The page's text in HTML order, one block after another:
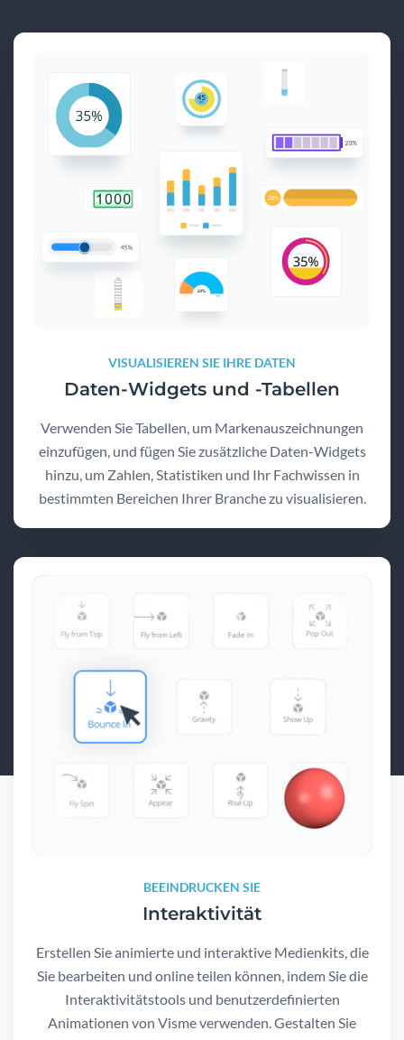
VISUALISIEREN SIE IHRE DATEN
Daten-Widgets und -Tabellen
Verwenden Sie Tabellen, um Markenauszeichnungen
einzufügen, und fügen Sie zusätzliche Daten-Widgets
hinzu, um Zahlen, Statistiken und Ihr Fachwissen in
bestimmten Bereichen Ihrer Branche zu visualisieren.
BEEINDRUCKEN SIE
Interaktivität
Erstellen Sie animierte und interaktive Medienkits, die
Sie bearbeiten und online teilen können, indem Sie die
Interaktivitätstools und benutzerdefinierten
Animationen von Visme verwenden. Gestalten Sie